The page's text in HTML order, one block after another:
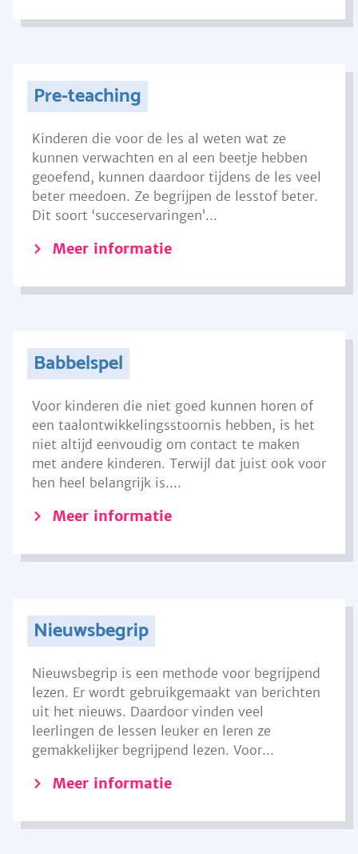
Pre-teaching
Kinderen die voor de les al weten wat ze
kunnen verwachten en al een beetje hebben
geoefend, kunnen daardoor tijdens de les veel
beter meedoen. Ze begrijpen de lesstof beter.
Dit soort ‘succeservaringen’...
Meer informatie
Babbelspel
Voor kinderen die niet goed kunnen horen of
een taalontwikkelingsstoornis hebben, is het
niet altijd eenvoudig om contact te maken
met andere kinderen. Terwijl dat juist ook voor
hen heel belangrijk is....
Meer informatie
Nieuwsbegrip
Nieuwsbegrip is een methode voor begrijpend
lezen. Er wordt gebruikgemaakt van berichten
uit het nieuws. Daardoor vinden veel
leerlingen de lessen leuker en leren ze
gemakkelijker begrijpend lezen. Voor...
Meer informatie